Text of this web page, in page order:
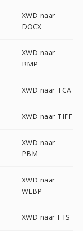
XWD naar
DOCX
XWD naar
BMP
XWD naar TGA
XWD naar TIFF
XWD naar
PBM
XWD naar
WEBP
XWD naar FTS